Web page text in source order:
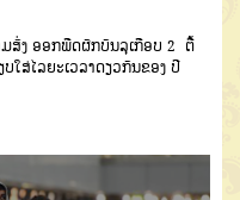
ມສົ່ງ ອອກພືດຜັກບັນລຸເກືອບ 2 ຕື້
ໃສ່ໄລຍະເວລາດຽວກັນຂອງ ປີ